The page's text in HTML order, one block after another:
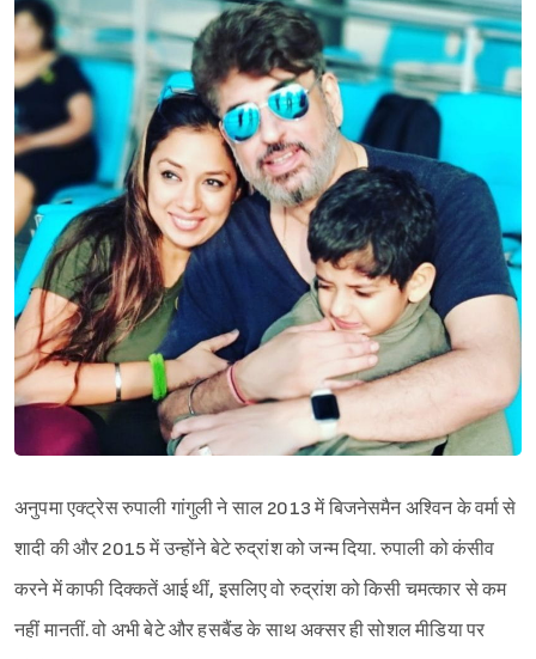
अनुपमा एक्ट्रेस रुपाली गांगुली ने साल 2013 में बिजनेसमैन अश्विन के वर्मा से
शादी की और 2015 में उन्होंने बेटे रुद्रांश को जन्म दिया. रुपाली को कंसीव
करने में काफी दिक्कतें आई थीं, इसलिए वो रुद्रांश को किसी चमत्कार से कम
नहीं मानतीं. वो अभी बेटे और हसबैंड के साथ अक्सर ही सोशल मीडिया पर